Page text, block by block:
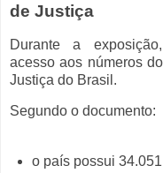
de Justiça
Durante a
acesso aos números
Justiça do Brasil.
Segundo o documento:
o país possui